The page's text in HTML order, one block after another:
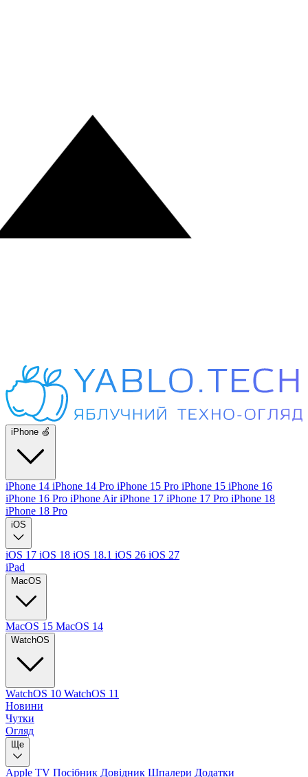
iPhone 🍏
iPhone 14 iPhone 14 Pro iPhone 15 Pro iPhone 15 iPhone 16
iPhone 16 Pro iPhone AiriPhone 17 iPhone 17 Pro iPhone 18
iPhone 18 Pro
iOS
iOS 17 iOS 18 iOS 18.1 iOS 26 iOS 27
iPad
MacOS
MacOS 15 MacOS 14
WatchOS
WatchOS 10 WatchOS 11
Новини
Чутки
Огляд
Ще
Apple TV Посібник Довідник Шпалери Додатки